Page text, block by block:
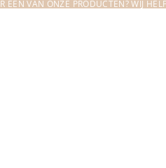
EEN VAN ONZE PRODUCTEN? WIJ